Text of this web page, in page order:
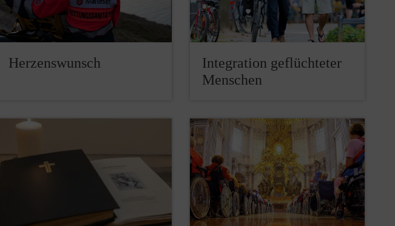
Herzenswunsch
Integration geflüchteter
Menschen